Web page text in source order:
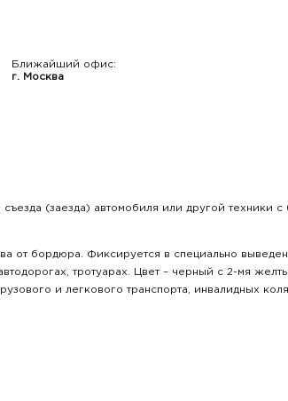
Ближайший офис:
г. Москва
(заезда) автомобиля или другой техники
от бордюра. Фиксируется в специально
тротуарах. Цвет – черный с 2-мя
и легкового транспорта, инвалидных